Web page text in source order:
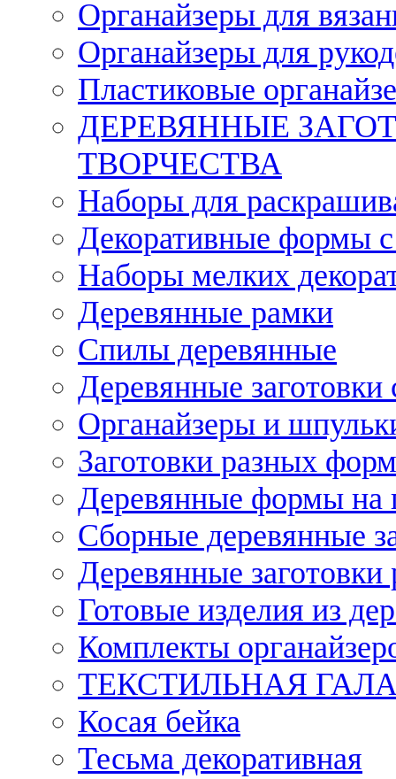
Органайзеры для
Органайзеры для
Пластиковые
ДЕРЕВЯННЫЕ
ТВОРЧЕСТВА
Наборы для
Декоративные формы с
Наборы мелких
Деревянные рамки
Спилы деревянные
Деревянные заготовки
Органайзеры и
Заготовки разных
Деревянные формы на
Сборные деревянные
Деревянные заготовки
Готовые изделия из
Комплекты
ТЕКСТИЛЬНАЯ
Косая бейка
Тесьма декоративная